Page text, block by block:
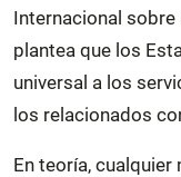
Internacional sobre
plantea que los
universal a los
los relacionados
En teoría, cualquier